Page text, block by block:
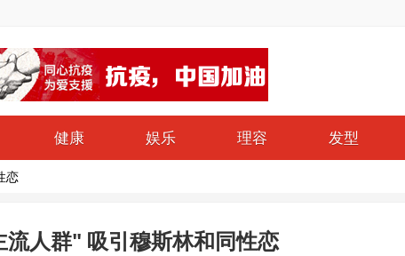
健康 娱乐 理容 发型
恋
人群" 吸引穆斯林和同性恋